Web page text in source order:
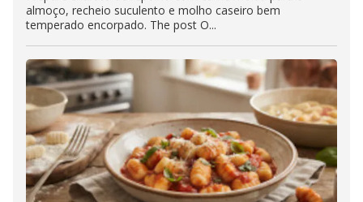
almoço, recheio suculento e molho caseiro bem
temperado encorpado. The post O...